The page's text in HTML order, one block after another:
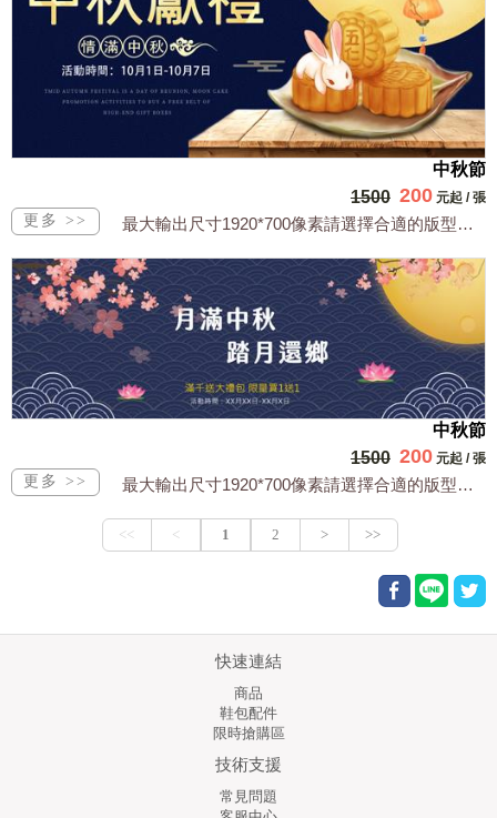
中秋節
1500 200 元起 /張
最大輸出尺寸1920*700像素請選擇合適的版型，文字或相關商品圖須由買方提供文...
中秋節
1500 200 元起 /張
最大輸出尺寸1920*700像素請選擇合適的版型，文字或相關商品圖須由買方提供文...
快速連結
商品
鞋包配件
限時搶購區
技術支援
常見問題